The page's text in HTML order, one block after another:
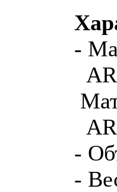
-
-
-